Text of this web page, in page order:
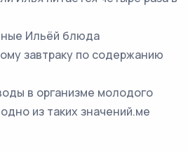
Ильёй блюда
завтраку по содержанию
в организме молодого
из таких значений.ме